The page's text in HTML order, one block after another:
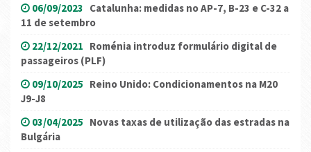
06/09/2023 Catalunha: medidas no AP-7, B-23 e C-32 a
11 de setembro
22/12/2021 Roménia introduz formulário digital de
passageiros (PLF)
09/10/2025 Reino Unido: Condicionamentos na M20
J9-J8
03/04/2025 Novas taxas de utilização das estradas na
Bulgária